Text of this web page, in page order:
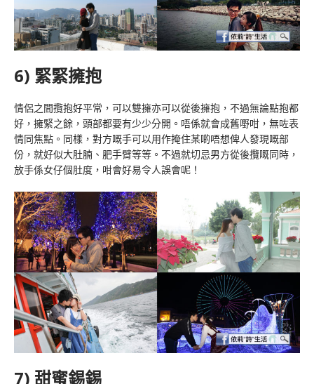
6) 緊緊擁抱
情侶之間攬抱好平常，可以雙擁亦可以從後擁抱，不過無論點抱都
好，擁緊之餘，頭部都要有少少分開。唔係就會成舊嘢咁，無咗表
情同焦點。同樣，對方嘅手可以用作掩住某啲唔想俾人發現嘅部
份，就好似大肚腩、肥手臂等等。不過就切忌男方從後攬嘅同時，
放手係女仔個肚度，咁會好易令人誤會呢！
7) 甜蜜錫錫